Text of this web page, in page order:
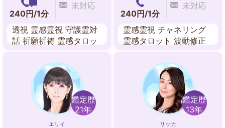
240円/1分
未対応
透視 霊感霊視 守護霊対
話 祈願祈祷 霊感タロッ
ネリング オーラ
240円/1分
未対応
霊感霊視 チャネリング
霊感タロット 波動修正
エネルギーワーク スピ
リチュアル
鑑定歴
21年
エリイ
鑑定歴
13年
リッカ